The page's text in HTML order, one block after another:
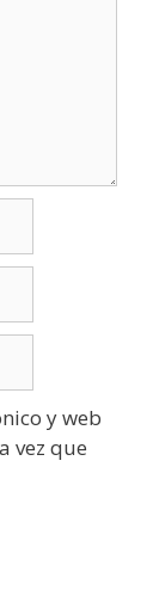
y web
vez que